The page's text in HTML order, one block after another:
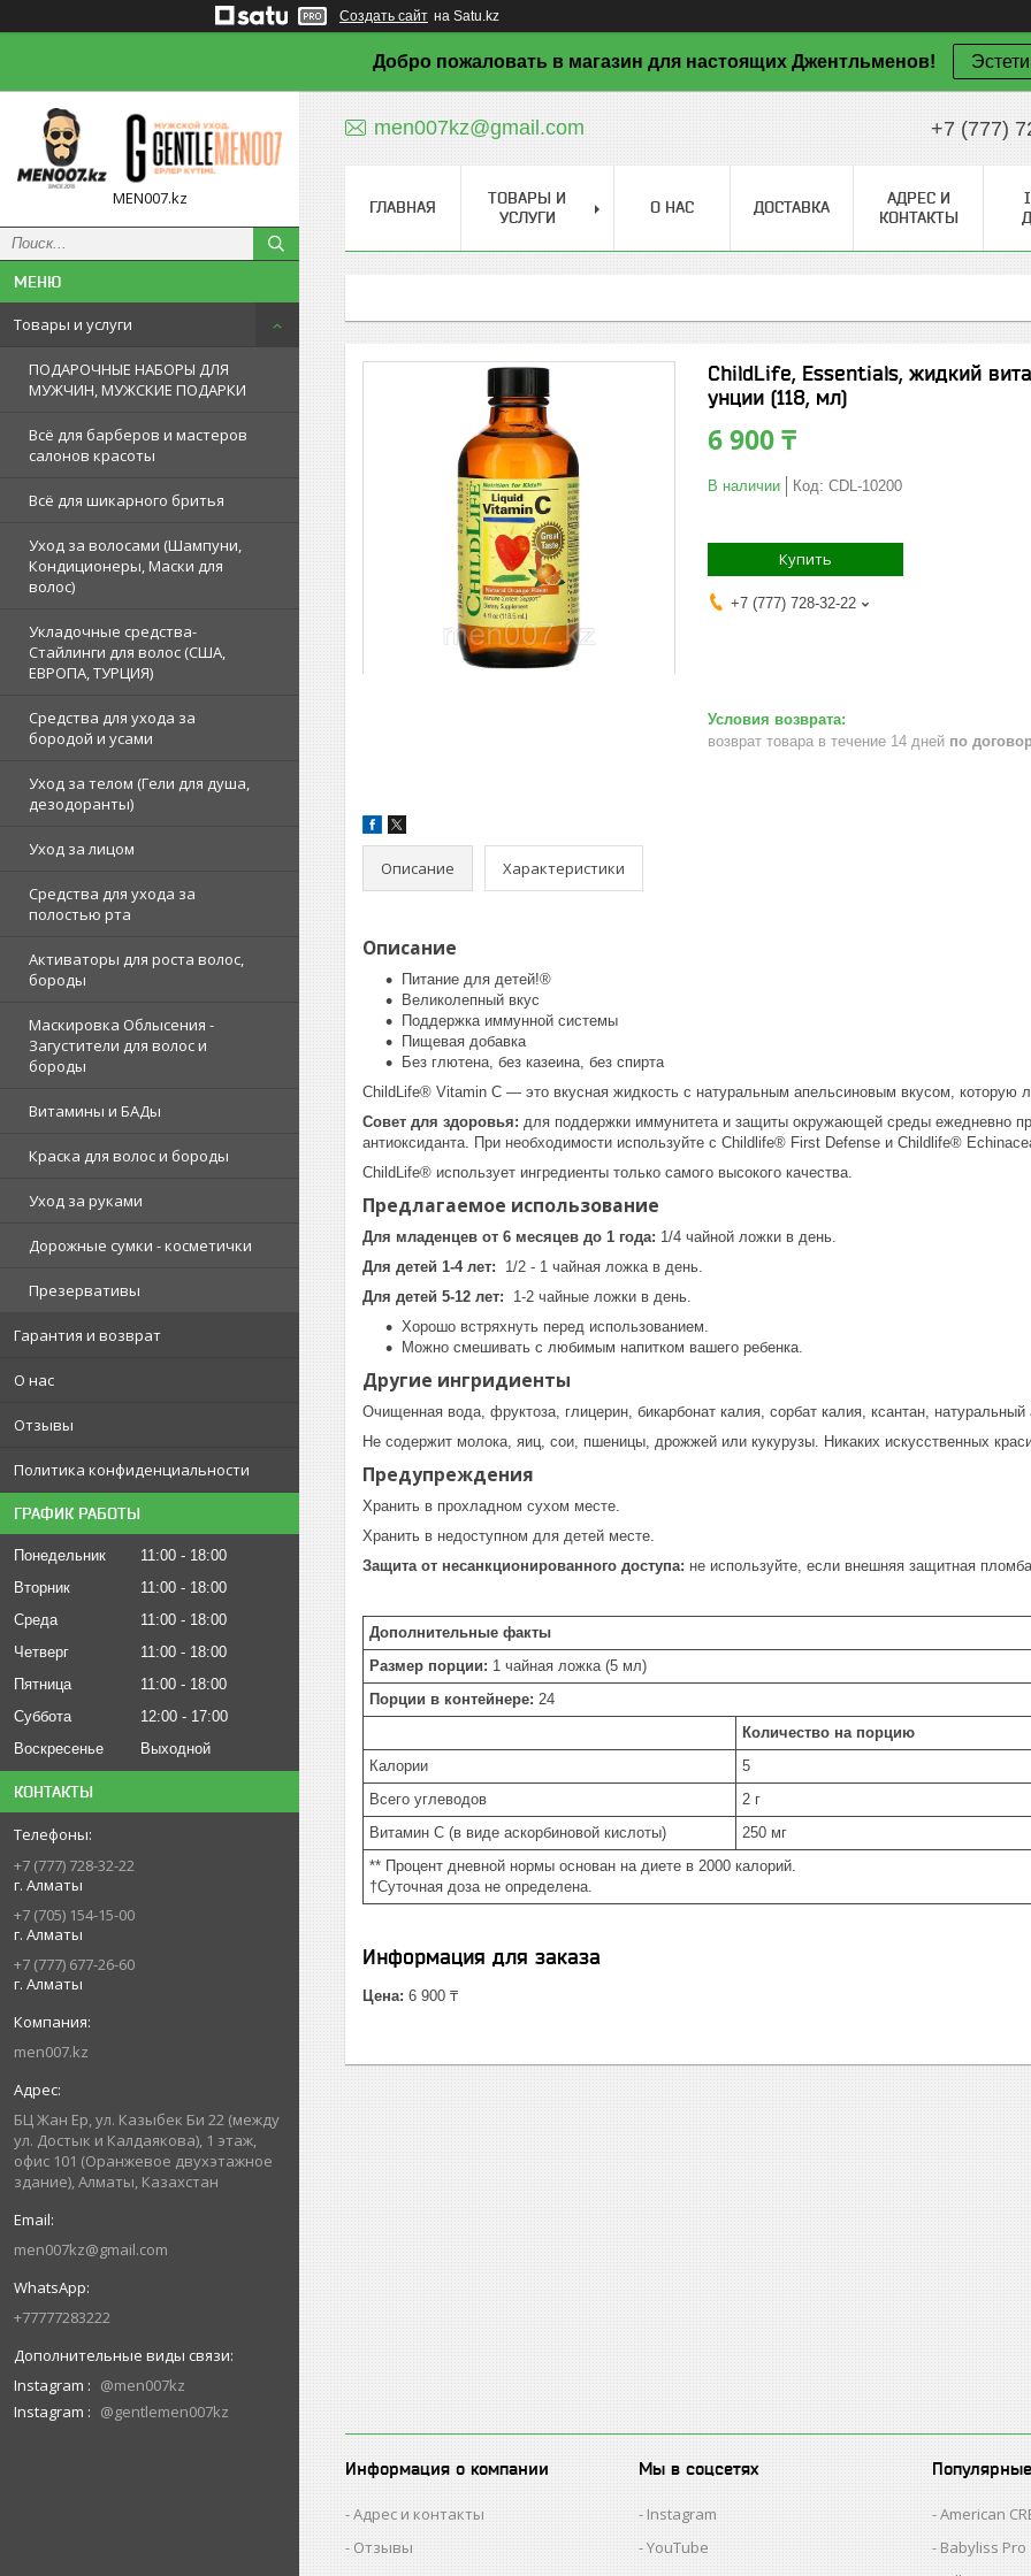
Создать сайт на Satu.kz
Добро пожаловать в магазин для настоящих Джентльменов!
MEN007.kz
Товары и услуги
ПОДАРОЧНЫЕ НАБОРЫ ДЛЯ
МУЖЧИН, МУЖСКИЕ ПОДАРКИ
Всё для барберов и мастеров
салонов красоты
Всё для шикарного бритья
Уход за волосами (Шампуни,
Кондиционеры, Маски для
волос)
Укладочные средства-
Стайлинги для волос (США,
ЕВРОПА, ТУРЦИЯ)
Средства для ухода за
бородой и усами
Уход за телом (Гели для душа,
дезодоранты)
Уход за лицом
Средства для ухода за
полостью рта
Активаторы для роста волос,
бороды
Маскировка Облысения -
Загустители для волос и
бороды
Витамины и БАДы
Краска для волос и бороды
Уход за руками
Дорожные сумки - косметички
Презервативы
Гарантия и возврат
О нас
Отзывы
Политика конфиденциальности
ГРАФИК РАБОТЫ
Понедельник 11:00
18:00
Вторник
11:00
18:00
Среда
11:00
18:00
Четверг
11:00
18:00
Пятница
11:00
18:00
Суббота
12:00
17:00
Воскресенье
Выходной
КОНТАКТЫ
+7 (777) 728-32-22
г. Алматы
+7 (705) 154-15-00
г. Алматы
+7 (777) 677-26-60
г. Алматы
men007.kz
БЦ Жан Ер, ул. Казыбек Би 22 (между
ул. Достык и Калдаякова), 1 этаж,
офис 101 (Оранжевое двухэтажное
здание), Алматы, Казахстан
men007kz@gmail.com
+77777283222
Instagram
@men007kz
Instagram
@gentlemen007kz
men007kz@gmail.com +7 (777)
ГЛАВНАЯ
ТОВАРЫ И
УСЛУГИ
О НАС ДОСТАВКА
АДРЕС И
КОНТАКТЫ
ChildLife, Essentials, жидкий
унции (118, мл)
6 900 ₸
В наличии Код: CDL-10200
Купить
+7 (777) 728-32-22
возврат товара в течение 14 дней по
Описание Характеристики
Описание
Питание для детей!®
Великолепный вкус
Поддержка иммунной системы
Пищевая добавка
Без глютена, без казеина, без спирта
ChildLife® Vitamin C — это вкусная жидкость с натуральным апельсиновым вкусом, которую
Совет для здоровья: для поддержки иммунитета и защиты окружающей среды ежедневно
антиоксиданта. При необходимости используйте с Childlife® First Defense и Childlife®
ChildLife® использует ингредиенты только самого высокого качества.
Предлагаемое использование
Для младенцев от 6 месяцев до 1 года: 1/4 чайной ложки в день.
Для детей 1-4 лет:
1/2 - 1 чайная ложка в день.
Для детей 5-12 лет:
1-2 чайные ложки в день.
Хорошо встряхнуть перед использованием.
Можно смешивать с любимым напитком вашего ребенка.
Другие ингридиенты
Очищенная вода, фруктоза, глицерин, бикарбонат калия, сорбат калия, ксантан, натуральный
Не содержит молока, яиц, сои, пшеницы, дрожжей или кукурузы. Никаких искусственных
Предупреждения
Хранить в прохладном сухом месте.
Хранить в недоступном для детей месте.
Защита от несанкционированного доступа: не используйте, если внешняя защитная
Дополнительные факты
Размер порции: 1 чайная ложка (5 мл)
Порции в контейнере: 24
Количество на порцию
Калории
5
Всего углеводов
2 г
Витамин С (в виде аскорбиновой кислоты)
250 мг
** Процент дневной нормы основан на диете в 2000 калорий.
†Суточная доза не определена.
Информация для заказа
Цена: 6 900 ₸
Информация о компании
Адрес и контакты
Отзывы
Мы в соцсетях
Instagram
YouTube
American
Babyliss Pro